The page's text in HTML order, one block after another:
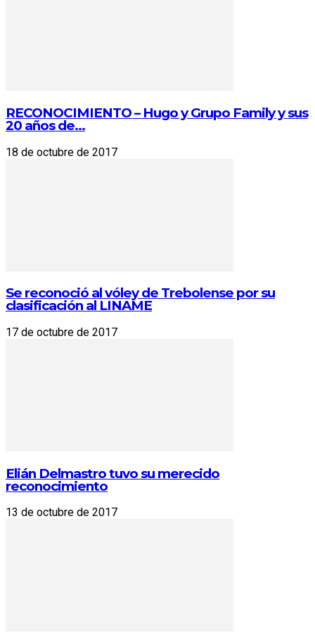
RECONOCIMIENTO – Hugo y Grupo Family y sus
20 años de...
18 de octubre de 2017
Se reconoció al vóley de Trebolense por su
clasificación al LINAME
17 de octubre de 2017
Elián Delmastro tuvo su merecido
reconocimiento
13 de octubre de 2017